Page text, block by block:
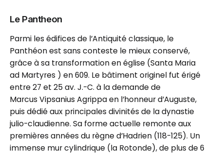
Le Pantheon
Parmi les édifices de l’Antiquité classique, le
Panthéon est sans conteste le mieux conservé,
grâce à sa transformation en église (Santa Maria
ad Martyres ) en 609. Le bâtiment originel fut érigé
entre 27 et 25 av. J.-C. à la demande de
Marcus Vipsanius Agrippa en l’honneur d’Auguste,
puis dédié aux principales divinités de la dynastie
julio-claudienne. Sa forme actuelle remonte aux
premières années du règne d’Hadrien (118-125). Un
immense mur cylindrique (la Rotonde), de plus de 6